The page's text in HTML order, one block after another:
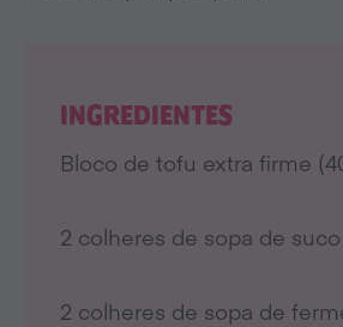
INGREDIENTES
Bloco de tofu extra firme
2 colheres de sopa de
2 colheres de sopa de